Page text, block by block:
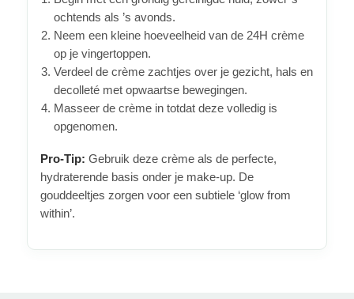
ochtends als ’s avonds.
Neem een kleine hoeveelheid van de 24H crème
op je vingertoppen.
Verdeel de crème zachtjes over je gezicht, hals en
decolleté met opwaartse bewegingen.
Masseer de crème in totdat deze volledig is
opgenomen.
Pro-Tip: Gebruik deze crème als de perfecte,
hydraterende basis onder je make-up. De
gouddeeltjes zorgen voor een subtiele ‘glow from
within’.